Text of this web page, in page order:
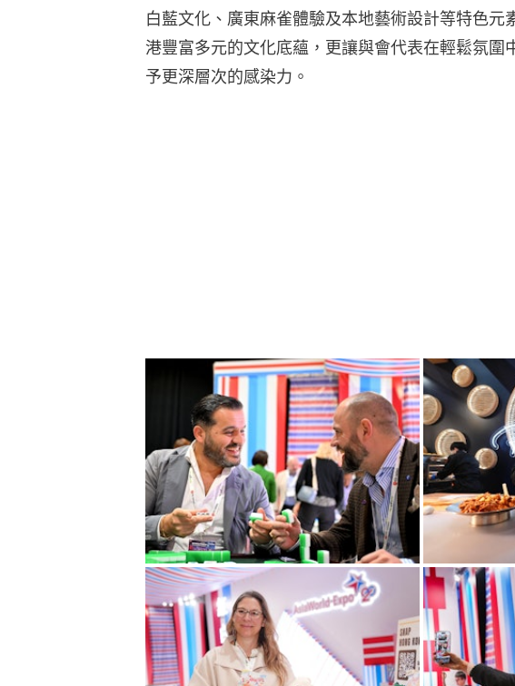
白藍文化、廣東麻雀體驗及本地藝術設計等特色元
港豐富多元的文化底蘊，更讓與會代表在輕鬆氛圍
予更深層次的感染力。